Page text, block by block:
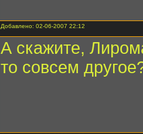
Добавлено: 02-06-2007 22:12
А скажите,
то совсем